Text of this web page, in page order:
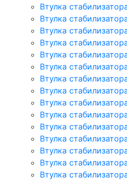
Втулка
Втулка
Втулка
Втулка
Втулка
Втулка
Втулка
Втулка
Втулка
Втулка
Втулка
Втулка
Втулка
Втулка
Втулка